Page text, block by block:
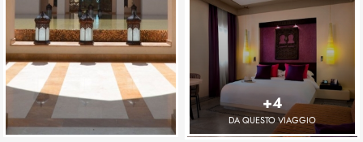
+4
DA QUESTO VIAGGIO